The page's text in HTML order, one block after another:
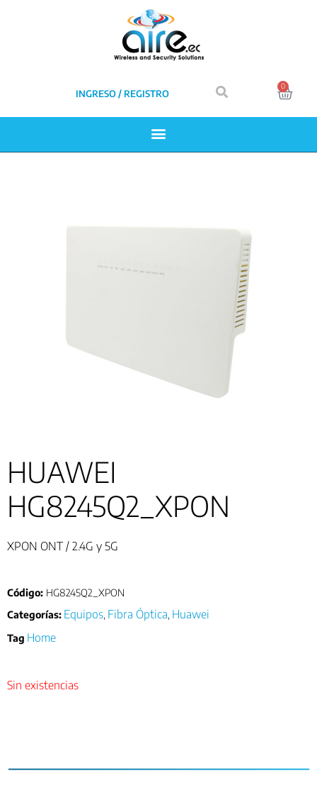
INGRESO / REGISTRO
0
HUAWEI
HG8245Q2_XPON
XPON ONT / 2.4G y 5G
Código: HG8245Q2_XPON
Categorías: Equipos Fibra Óptica Huawei
Tag Home
Sin existencias